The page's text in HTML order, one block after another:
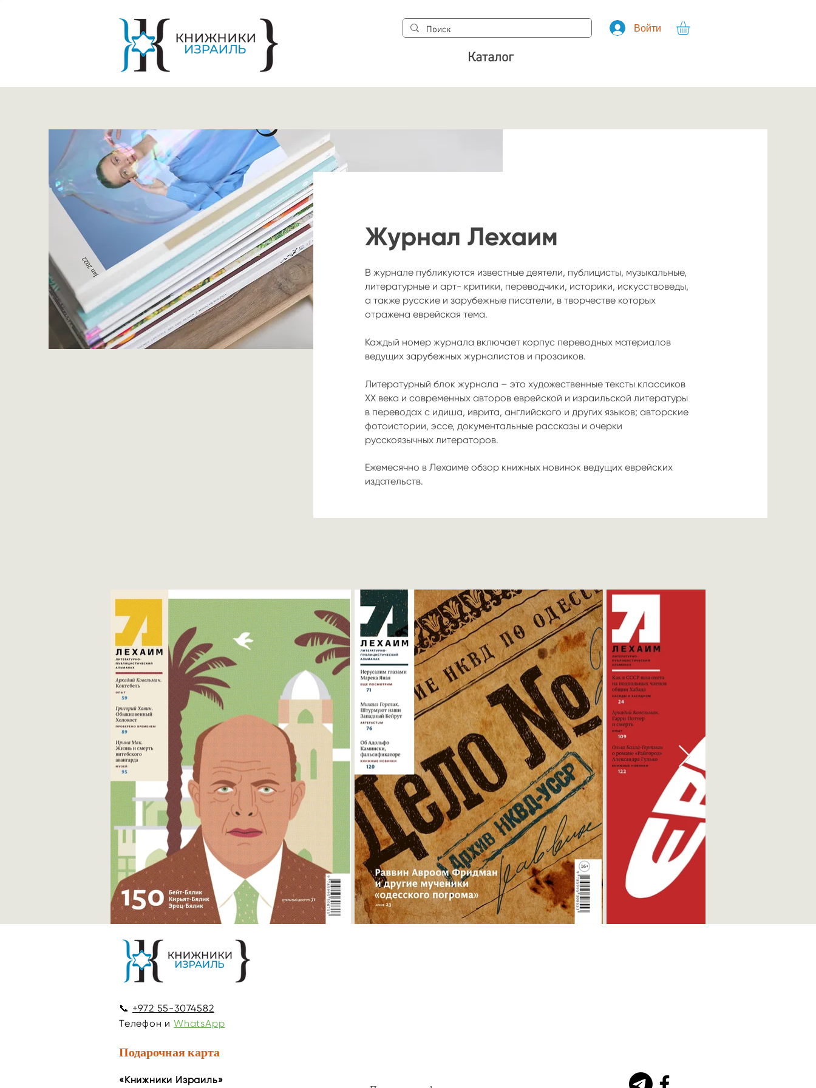
Войти
Каталог
Журнал Лехаим
В журнале публикуются известные деятели, публицисты, музыкальные,
литературные и арт- критики, переводчики, историки, искусствоведы,
а также русские и зарубежные писатели, в творчестве которых
отражена еврейская тема.
Каждый номер журнала включает корпус переводных материалов
ведущих зарубежных журналистов и прозаиков.
Литературный блок журнала – это художественные тексты классиков
XX века и современных авторов еврейской и израильской литературы
в переводах с идиша, иврита, английского и других языков; авторские
фотоистории, эссе, документальные рассказы и очерки
русскоязычных литераторов.
Ежемесячно в Лехаиме обзор книжных новинок ведущих еврейских
издательств.
📞 +972 55-3074582
Телефон иWhatsApp
Подарочная карта
«Книжники Израиль»